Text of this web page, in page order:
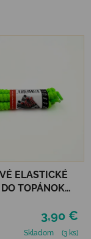
ELASTICKÉ
TOPÁNOK
3,90 €
Skladom (3 ks)